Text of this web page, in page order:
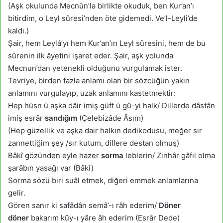
(Aşk okulunda Mecnûn’la birlikte okuduk, ben Kur’an’ı
bitirdim, o Leyl sûresi’nden öte gidemedi. Ve’l-Leyli’de
kaldı.)
Şair, hem Leylâ’yı hem Kur’an’ın Leyl sûresini, hem de bu
sûrenin ilk âyetini işaret eder. Şair, aşk yolunda
Mecnun’dan yetenekli olduğunu vurgulamak ister.
Tevriye, birden fazla anlamı olan bir sözcüğün yakın
anlamını vurgulayıp, uzak anlamını kastetmektir:
Hep hüsn ü aşka dâir imiş güft ü gû-yi halk/ Dillerde dâstân
imiş esrâr sandığım (Çelebizâde Âsım)
(Hep güzellik ve aşka dair halkın dedikodusu, meğer sır
zannettiğim şey /sır kutum, dillere destan olmuş)
Bâkî gözünden eyle hazer sorma leblerin/ Zinhâr gâfıl olma
şarâbın yasağı var (Bâkî)
Sorma sözü biri suâl etmek, diğeri emmek anlamlarına
gelir.
Gören sanır ki safâdân semâ’-ı râh ederim/ Döner
döner bakarım kûy-ı yâre âh ederim (Esrâr Dede)